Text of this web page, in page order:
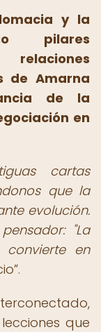
y la
pilares
de Amarna
de la
en
cartas
que la
evolución.
"La
en
.
que